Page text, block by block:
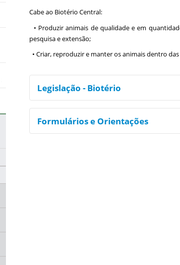
Cabe ao Biotério Central:
• Produzir animais de qualidade e em
pesquisa e extensão;
• Criar, reproduzir e manter os animais dentro
Legislação - Biotério
Formulários e Orientações